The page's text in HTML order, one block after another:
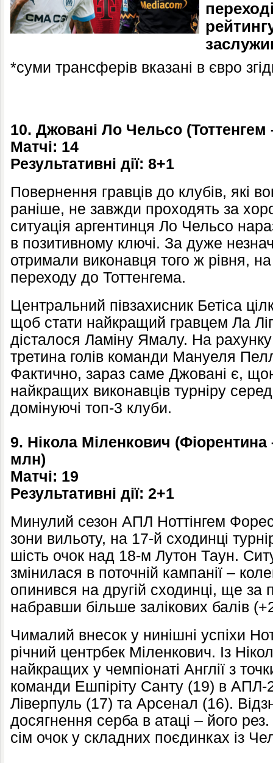
*суми трансферів вказані в євро
10. Джовані Ло Чельсо (Тоттенгем
Матчі: 14
Результативні дії: 8+1
Повернення гравців до клубів, які
раніше, не завжди проходять за
ситуація аргентинця Ло Чельсо
в позитивному ключі. За дуже
отримали виконавця того ж рівня,
переходу до Тоттенгема.
Центральний півзахисник Бетіса
щоб стати найкращий гравцем Ла
дісталося Ламіну Ямалу. На
третина голів команди Мануеля
Фактично, зараз саме Джовані є,
найкращих виконавців турніру
домінуючі топ-3 клуби.
9. Нікола Міленкович (Фіорентина
млн)
Матчі: 19
Результативні дії: 2+1
Минулий сезон АПЛ Ноттінгем
зони вильоту, на 17-й сходинці
шість очок над 18-м Лутон Таун.
змінилася в поточній кампанії –
опинився на другій сходинці, ще за
набравши більше залікових балів
Чималий внесок у нинішні успіхи
річний центрбек Міленкович. Із
найкращих у чемпіонаті Англії з
команди Ешпіріту Санту (19) в
Ліверпуль (17) та Арсенал (16).
досягнення серба в атаці – його
сім очок у складних поєдинках із